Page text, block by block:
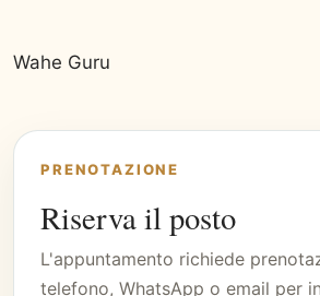
Wahe Guru
PRENOTAZIONE
Riserva il posto
L'appuntamento richiede
telefono, WhatsApp o email per